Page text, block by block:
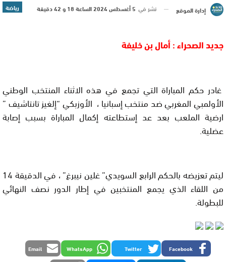
رياضة إدارة الموقع نشر في 5 أغسطس 2024 الساعة 18 و 42 دقيقة
جديد الصحراء : أمال بن خليفة
غادر حكم المباراة التي تجمع في هذه الاثناء المنتخب الوطني
الأولمبي المغربي ضد منتخب إسبانيا ، الأوزبكي “إلغيز تانتاشيف ”
ارضية الملعب بعد عد إستطاعته إكمال المباراة بسبب إصابة
عضلية.
ليتم تعزيضه بالحكم الرابع السويدي” غلين نيبرغ” ، في الدقيقة 14
من اللقاء الذي يجمع المنتخبين في إطار الدور نصف النهائي
للبطولة.
Facebook
Twitter
WhatsApp
Email